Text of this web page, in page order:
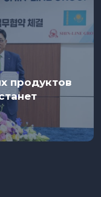
продуктов